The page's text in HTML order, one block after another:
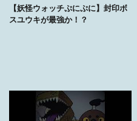
【妖怪ウォッチぷにぷに】封印ボ
スユウキが最強か！？